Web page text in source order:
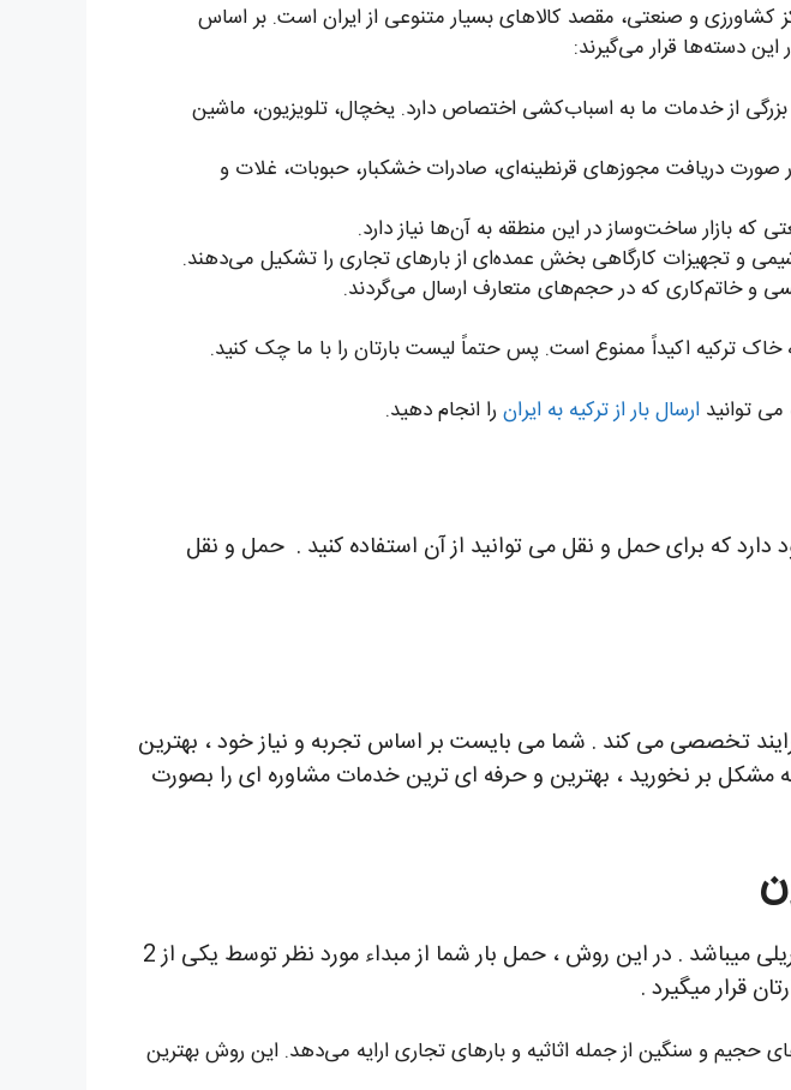
و صنعتی، مقصد کالاهای بسیار متنوعی از ایران است. بر اساس
دسته‌ها قرار می‌گیرند:
از خدمات ما به اسباب‌کشی اختصاص دارد. یخچال، تلویزیون، ماشین
دریافت مجوزهای قرنطینه‌ای، صادرات خشکبار، حبوبات، غلات و
بازار ساخت‌وساز در این منطقه به آن‌ها نیاز دارد.
و تجهیزات کارگاهی بخش عمده‌ای از بارهای تجاری را تشکیل می‌دهند.
خاتم‌کاری که در حجم‌های متعارف ارسال می‌گردند.
خاک ترکیه اکیداً ممنوع است. پس حتماً لیست بارتان را با ما چک کنید.
توانید ارسال بار از ترکیه به ایران را انجام دهید.
حمل و نقل
یک فرایند تخصصی می کند . شما می بایست بر اساس تجربه و نیاز خود ، بهترین
مشکل بر نخورید ، بهترین و حرفه ای ترین خدمات مشاوره ای را بصورت
، ارسال زمینی با استفاده از کامیونت و تریلی میباشد . در این روش ، حمل بار شما از مبداء مورد نظر توسط یکی از 2
قرار میگیرد .
و سنگین از جمله اثاثیه و بارهای تجاری ارایه می‌دهد. این روش بهترین